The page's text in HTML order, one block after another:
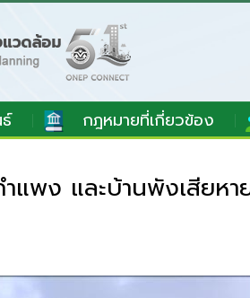
กฎหมายที่เกี่ยวข้อง
แพง และบ้านพังเสียหา